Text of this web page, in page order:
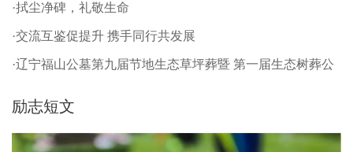
·拭尘净碑，礼敬生命
·交流互鉴促提升 携手同行共发展
·辽宁福山公墓第九届节地生态草坪葬暨 第一届生态树葬公
励志短文